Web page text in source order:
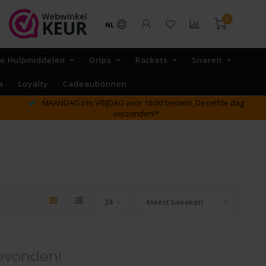
NL
0
Hulpmiddelen Grips Rackets Snaren
Loyalty
Cadeaubonnen
MAANDAG t/m VRIJDAG voor 16:00 besteld, Dezelfde dag
verzonden!*